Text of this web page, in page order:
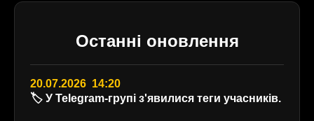
Останні оновлення
20.07.2026 14:20
🏷️ У Telegram-групі з'явилися теги учасників.